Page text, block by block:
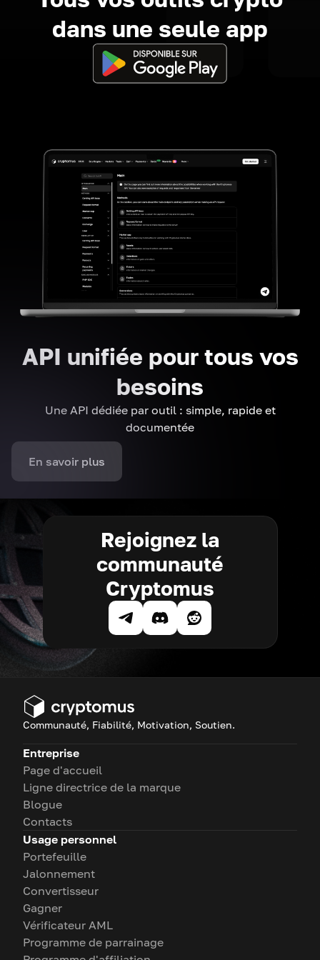
dans une seule app
API unifiée pour tous vos
besoins
Une API dédiée par outil : simple, rapide et
documentée
En savoir plus
Rejoignez la
communauté
Cryptomus
Communauté, Fiabilité, Motivation, Soutien.
Entreprise
Page d'accueil
Ligne directrice de la marque
Blogue
Contacts
Usage personnel
Portefeuille
Jalonnement
Convertisseur
Gagner
Vérificateur AML
Programme de parrainage